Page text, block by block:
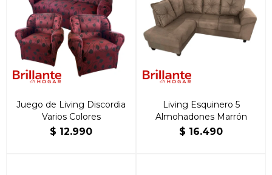
Juego de Living Discordia
Varios Colores
$ 12.990
Living Esquinero 5
Almohadones Marrón
$ 16.490